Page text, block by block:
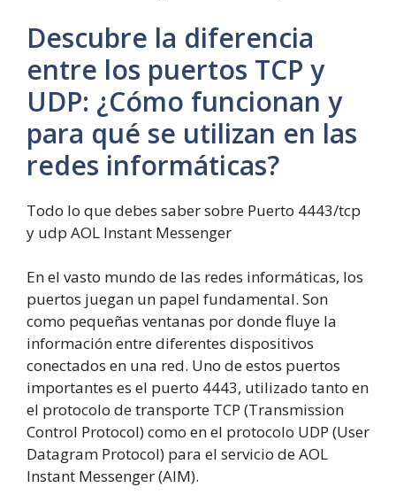
Descubre la diferencia
entre los puertos TCP y
UDP: ¿Cómo funcionan y
para qué se utilizan en las
redes informáticas?
Todo lo que debes saber sobre Puerto 4443/tcp
y udp AOL Instant Messenger
En el vasto mundo de las redes informáticas, los
puertos juegan un papel fundamental. Son
como pequeñas ventanas por donde fluye la
información entre diferentes dispositivos
conectados en una red. Uno de estos puertos
importantes es el puerto 4443, utilizado tanto en
el protocolo de transporte TCP (Transmission
Control Protocol) como en el protocolo UDP (User
Datagram Protocol) para el servicio de AOL
Instant Messenger (AIM).